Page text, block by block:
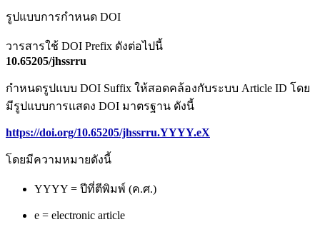
รูปแบบการกำหนด DOI
วารสารใช้ DOI Prefix ดังต่อไปนี้
10.65205/jhssrru
กำหนดรูปแบบ DOI Suffix ให้สอดคล้องกับระบบ Article ID โดย
มีรูปแบบการแสดง DOI มาตรฐาน ดังนี้
https://doi.org/10.65205/jhssrru.YYYY.eX
โดยมีความหมายดังนี้
YYYY = ปีที่ตีพิมพ์ (ค.ศ.)
e = electronic article